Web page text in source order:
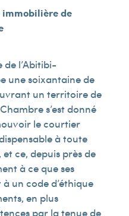
immobilière de
l’Abitibi-
une soixantaine de
un territoire de
s’est donné
le courtier
à toute
ce, depuis près de
à ce que ses
un code d’éthique
en plus
par la tenue de